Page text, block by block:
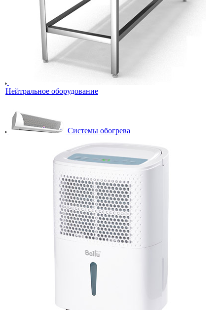
Нейтральное оборудование
Системы обогрева